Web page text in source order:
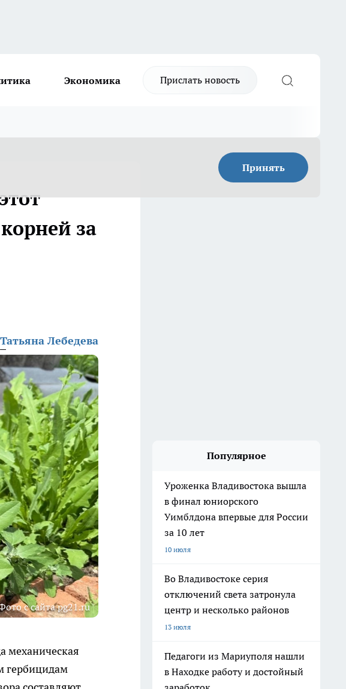
Экономика Прислать новость
Принять
за
Татьяна Лебедева
с сайта pg21.ru
механическая
гербицидам
Популярное
Уроженка Владивостока вышла
в финал юниорского
Уимблдона впервые для России
за 10 лет
10 июля
Во Владивостоке серия
отключений света затронула
центр и несколько районов
13 июля
Педагоги из Мариуполя нашли
в Находке работу и достойный